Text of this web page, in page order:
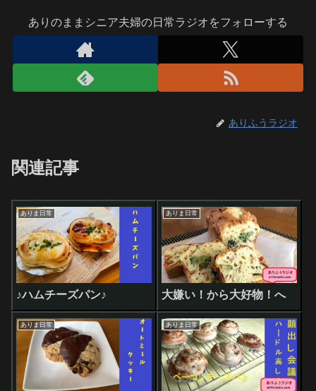
ありのままシニア夫婦の日常ラジオをフォローする
ありふうラジオ
関連記事
ありま日常
♪ハムチーズパン♪
ありま日常
大嫌い！から大好物！へ
ありま日常 ありま日常